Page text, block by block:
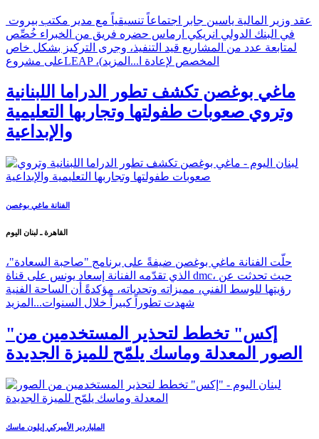
في البنك الدولي انريكي ارماس حضره فريق من الخبراء خُصِّص
لمتابعة عدد من المشاريع قيد التنفيذ، وجرى التركيز بشكل خاص
على مشروعLEAP ،(المخصص لإعادة ا... المزيد
ماغي بوغصن تكشف تطور الدراما اللبنانية
وتروي صعوبات طفولتها وتجاربها التعليمية
والإبداعية
الفنانة ماغي بوغصن
القاهرة ـ لبنان اليوم
حلّت الفنانة ماغي بوغصن ضيفةً على برنامج "صاحبة السعادة"،
الذي تقدّمه الفنانة إسعاد يونس على قناة dmc، حيث تحدثت عن
رؤيتها للوسط الفني، مميزاته وتحدياته، مؤكدةً أن الساحة الفنية
شهدت تطوراً كبيراً خلال السنوات... المزيد
"إكس" تخطط لتحذير المستخدمين من
الصور المعدلة وماسك يلمّح للميزة الجديدة
الملياردير الأميركي إيلون ماسك